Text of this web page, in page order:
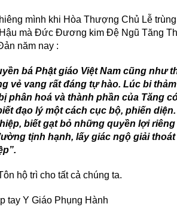
mình khi Hòa Thượng Chủ Lễ
mà Đức Đương kim Đệ Ngũ Tăng
năm nay :
bá Phật giáo Việt Nam cũng như
vẻ vang rất đáng tự hào. Lúc bi
phân hoá và thành phần của Tăng
đạo lý một cách cục bộ, phiến
biết gạt bỏ những quyền lợi
tịnh hạnh, lấy giác ngộ giải
hộ trì cho tất cả chúng ta.
tay Y Giáo Phụng Hành